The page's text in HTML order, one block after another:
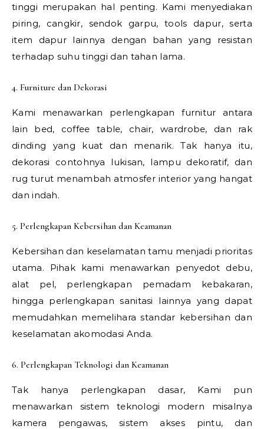
tinggi merupakan hal penting. Kami menyediakan
piring, cangkir, sendok garpu, tools dapur, serta
item dapur lainnya dengan bahan yang resistan
terhadap suhu tinggi dan tahan lama.
4. Furniture dan Dekorasi
Kami menawarkan perlengkapan furnitur antara
lain bed, coffee table, chair, wardrobe, dan rak
dinding yang kuat dan menarik. Tak hanya itu,
dekorasi contohnya lukisan, lampu dekoratif, dan
rug turut menambah atmosfer interior yang hangat
dan indah.
5. Perlengkapan Kebersihan dan Keamanan
Kebersihan dan keselamatan tamu menjadi prioritas
utama. Pihak kami menawarkan penyedot debu,
alat pel, perlengkapan pemadam kebakaran,
hingga perlengkapan sanitasi lainnya yang dapat
memudahkan memelihara standar kebersihan dan
keselamatan akomodasi Anda.
6. Perlengkapan Teknologi dan Keamanan
Tak hanya perlengkapan dasar, Kami pun
menawarkan sistem teknologi modern misalnya
kamera pengawas, sistem akses pintu, dan